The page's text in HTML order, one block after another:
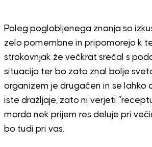
Poleg poglobljenega znanja so
zelo pomembne in pripomorejo k
strokovnjak že večkrat srečal s
situacijo ter bo zato znal bolje
organizem je drugačen in se lahko
iste dražljaje, zato ni verjeti
morda nek prijem res deluje pri
bo tudi pri vas.